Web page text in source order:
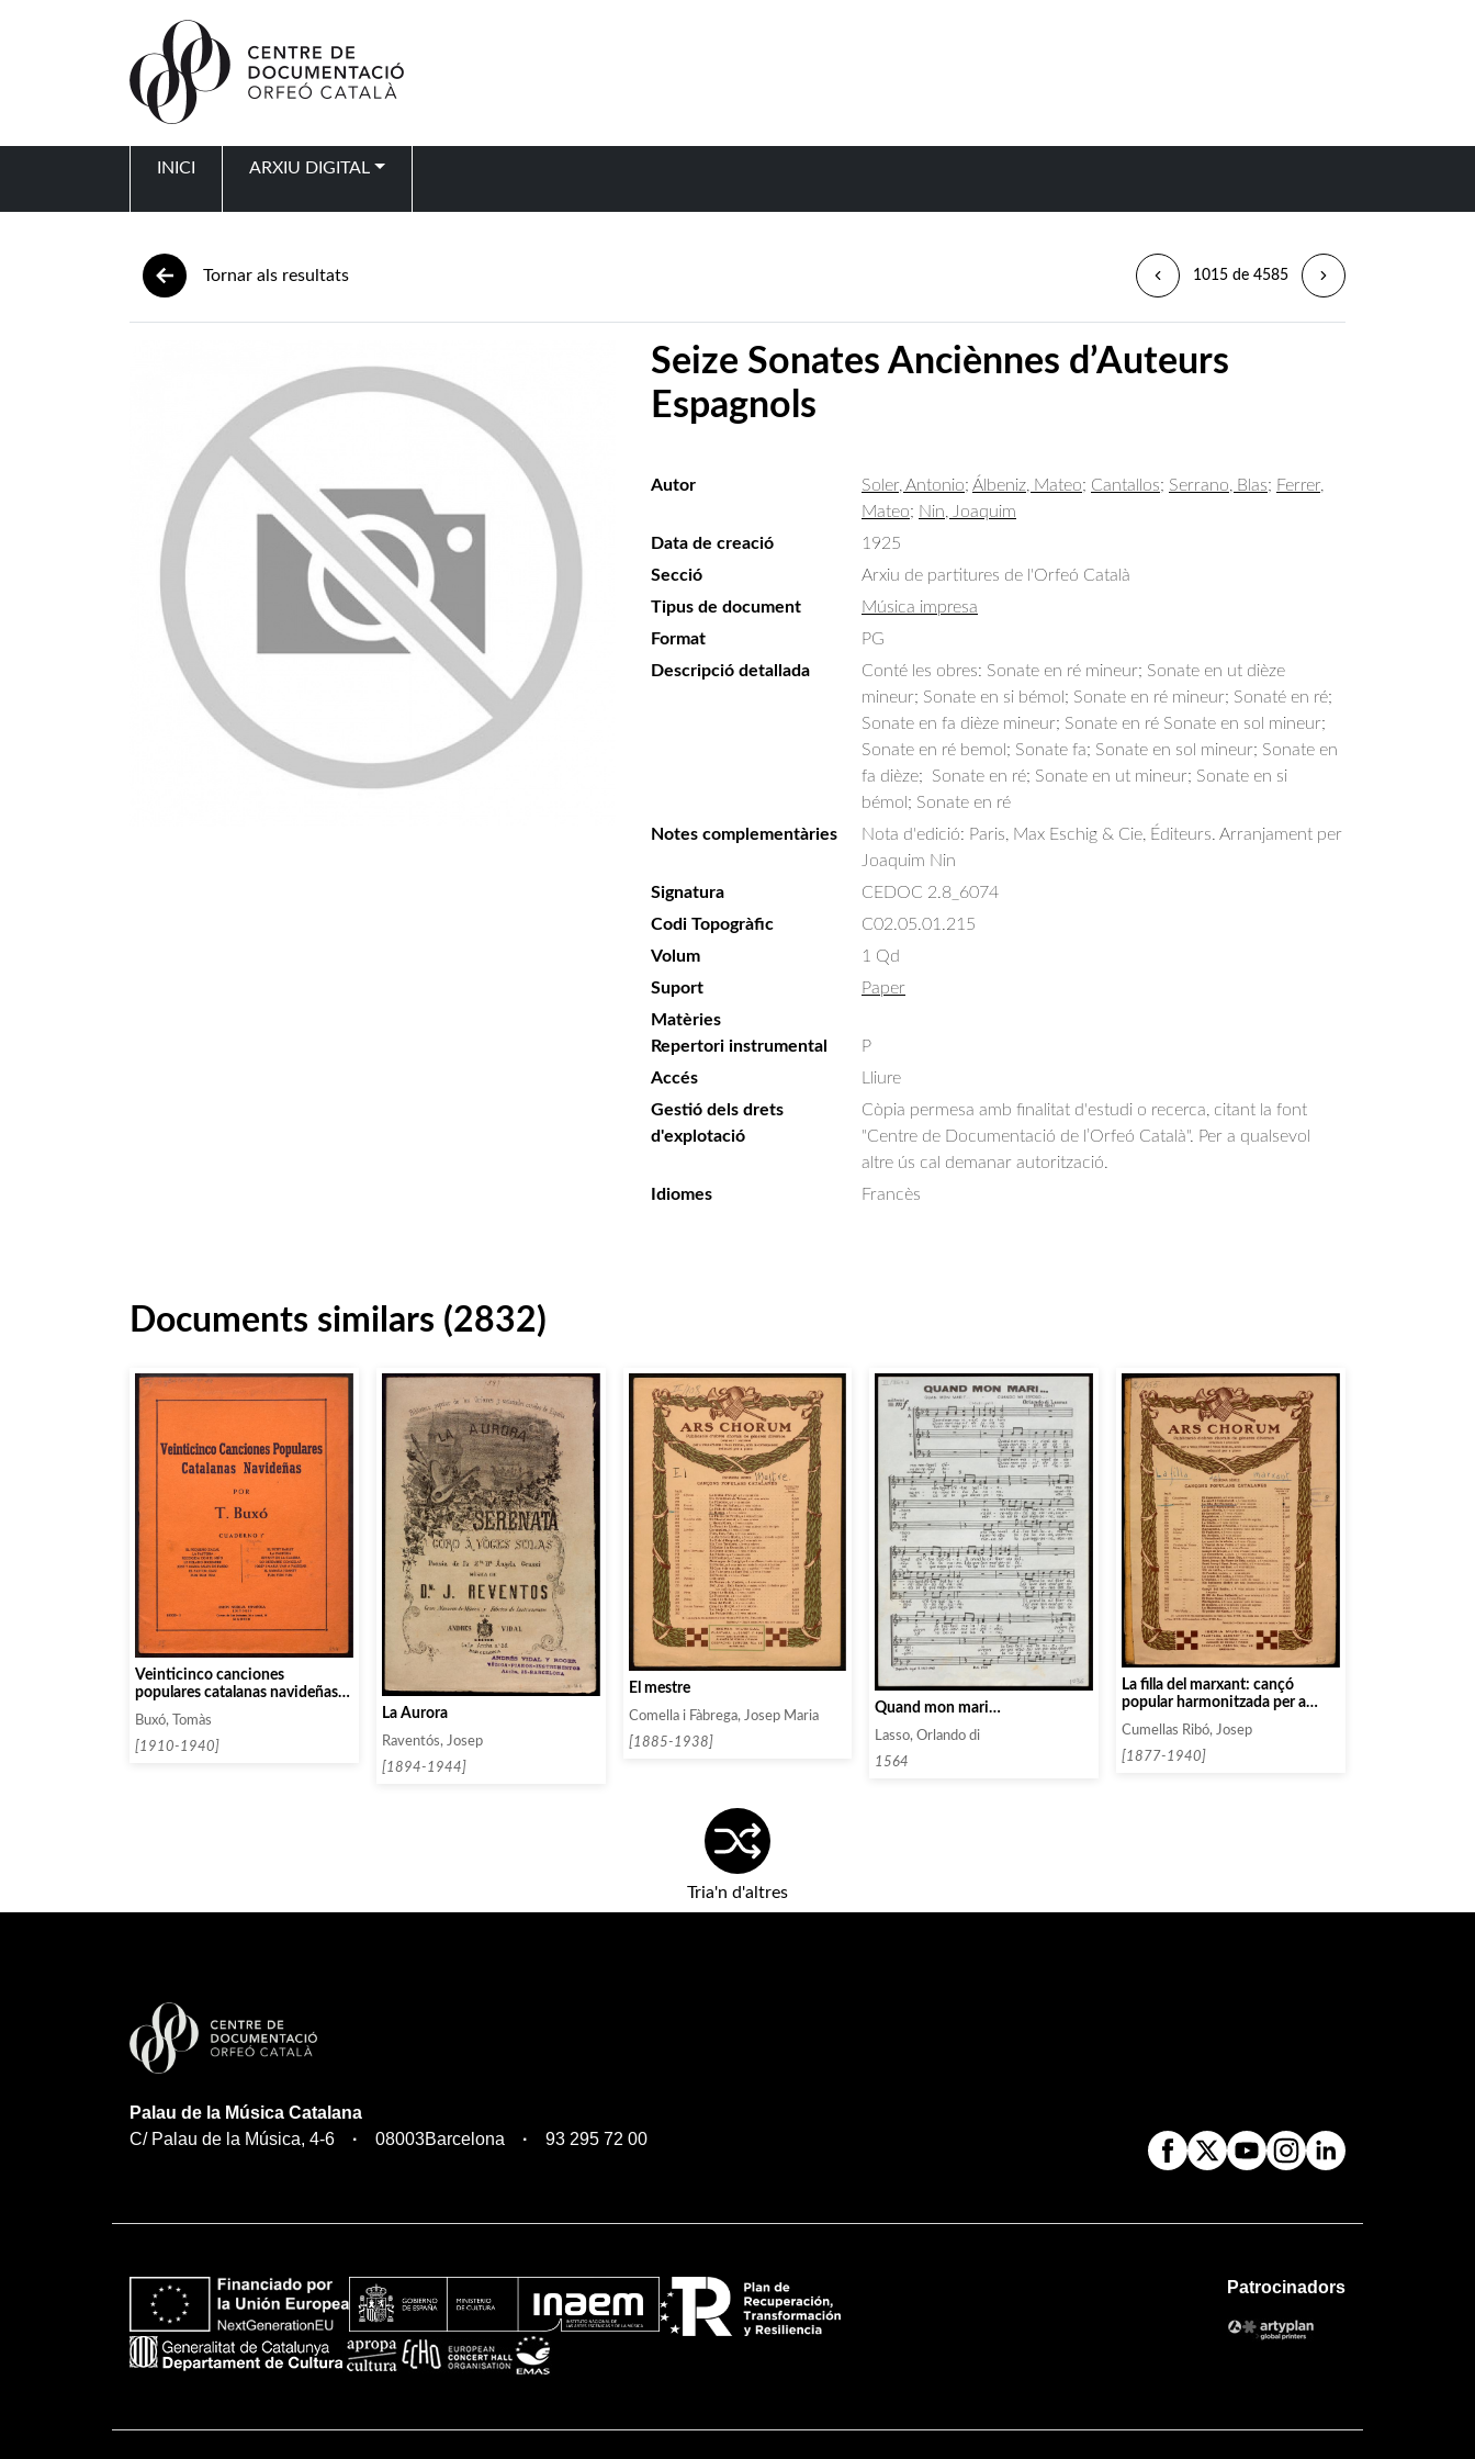
INICI ARXIU DIGITAL
Tornar als resultats 1015 de 4585
Seize Sonates Anciènnes d’Auteurs
Espagnols
Autor Soler, Antonio; Álbeniz, Mateo; Cantallos; Serrano, Blas; Ferrer,
Mateo; Nin, Joaquim
Data de creació
1925
Secció
Arxiu de partitures de l'Orfeó Català
Tipus de document
Música impresa
Format
PG
Descripció detallada
Conté les obres: Sonate en ré mineur; Sonate en ut dièze
mineur; Sonate en si bémol; Sonate en ré mineur; Sonaté en ré;
Sonate en fa dièze mineur; Sonate en ré Sonate en sol mineur;
Sonate en ré bemol; Sonate fa; Sonate en sol mineur; Sonate en
fa dièze;  Sonate en ré; Sonate en ut mineur; Sonate en si
bémol; Sonate en ré
Notes complementàries
Nota d'edició: Paris, Max Eschig & Cie, Éditeurs. Arranjament per
Joaquim Nin
Signatura
CEDOC 2.8_6074
Codi Topogràfic
C02.05.01.215
Volum
1 Qd
Suport
Paper
Matèries
Repertori instrumental
P
Accés
Lliure
Gestió dels drets
d'explotació
Còpia permesa amb finalitat d'estudi o recerca, citant la font
"Centre de Documentació de l’Orfeó Català". Per a qualsevol
altre ús cal demanar autorització.
Idiomes
Francès
Documents similars (2832)
Veinticinco canciones
populares catalanas navideñas.
Cuaderno 2
Buxó, Tomàs
[1910-1940]
La Aurora
Raventós, Josep
[1894-1944]
El mestre
Comella i Fàbrega, Josep Maria
[1885-1938]
Quand mon mari…
Lasso, Orlando di
1564
La filla del marxant: cançó
popular harmonitzada per a
Cumellas Ribó, Josep
[1877-1940]
Tria'n d'altres
Palau de la Música Catalana
C/ Palau de la Música, 4-6
08003Barcelona 93 295 72 00
Patrocinadors